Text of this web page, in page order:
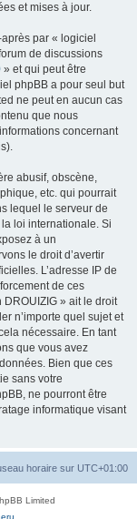
et mises à jour.
par « logiciel
de discussions
» et qui peut être
phpBB a pour seul but
ne peut en aucun cas
que nous
concernant
abusif, obscène,
etc. qui pourrait
lequel le serveur de
loi internationale. Si
à un
le droit d’avertir
L’adresse IP de
de ces
» ait le droit
n’importe quel sujet et
nécessaire. En tant
que vous avez
Bien que ces
sans votre
ne pourront être
informatique visant
horaire sur UTC+01:00
Limited